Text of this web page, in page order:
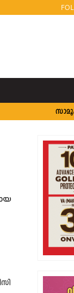
സാമൂഹ്യ